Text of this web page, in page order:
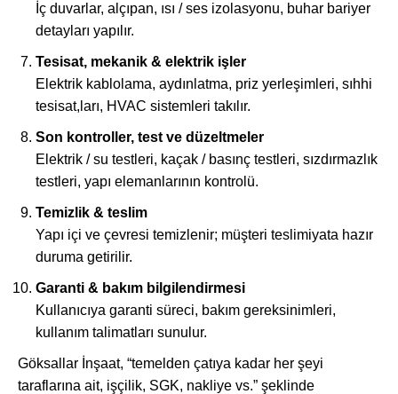
İç duvarlar, alçıpan, ısı / ses izolasyonu, buhar bariyer
detayları yapılır.
Tesisat, mekanik & elektrik işler
Elektrik kablolama, aydınlatma, priz yerleşimleri, sıhhi
tesisat,ları, HVAC sistemleri takılır.
Son kontroller, test ve düzeltmeler
Elektrik / su testleri, kaçak / basınç testleri, sızdırmazlık
testleri, yapı elemanlarının kontrolü.
Temizlik & teslim
Yapı içi ve çevresi temizlenir; müşteri teslimiyata hazır
duruma getirilir.
Garanti & bakım bilgilendirmesi
Kullanıcıya garanti süreci, bakım gereksinimleri,
kullanım talimatları sunulur.
Göksallar İnşaat, “temelden çatıya kadar her şeyi
taraflarına ait, işçilik, SGK, nakliye vs.” şeklinde